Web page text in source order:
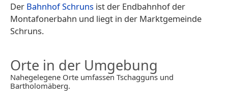
Der Bahnhof Schruns ist der Endbahnhof der
Montafonerbahn und liegt in der Marktgemeinde
Schruns.
Orte in der Umgebung
Nahegelegene Orte umfassen Tschagguns und
Bartholomäberg.